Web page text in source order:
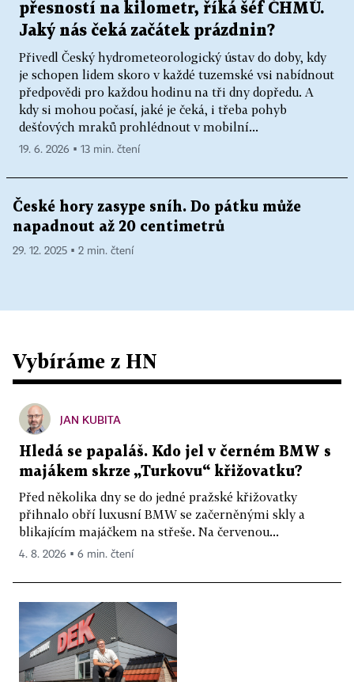
přesností na kilometr, říká šéf ČHMÚ.
Jaký nás čeká začátek prázdnin?
Přivedl Český hydrometeorologický ústav do doby, kdy
je schopen lidem skoro v každé tuzemské vsi nabídnout
předpovědi pro každou hodinu na tři dny dopředu. A
kdy si mohou počasí, jaké je čeká, i třeba pohyb
dešťových mraků prohlédnout v mobilní...
19. 6. 2026 ▪ 13 min. čtení
České hory zasype sníh. Do pátku může
napadnout až 20 centimetrů
29. 12. 2025 ▪ 2 min. čtení
Vybíráme z HN
JAN KUBITA
Hledá se papaláš. Kdo jel v černém BMW s
majákem skrze „Turkovu“ křižovatku?
Před několika dny se do jedné pražské křižovatky
přihnalo obří luxusní BMW se začerněnými skly a
blikajícím majáčkem na střeše. Na červenou...
4. 8. 2026 ▪ 6 min. čtení